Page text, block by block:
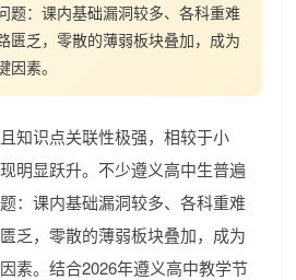
题：课内基础漏洞较多、各科重难
匮乏，零散的薄弱板块叠加，成为
素。
知识点关联性极强，相较于小
明显跃升。不少遵义高中生普遍
：课内基础漏洞较多、各科重难
乏，零散的薄弱板块叠加，成为
素。结合2026年遵义高中教学节